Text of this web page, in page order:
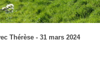
Thérèse - 31 mars 2024